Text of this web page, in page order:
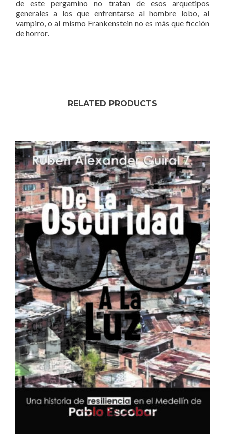
de este pergamino no tratan de esos arquetipos
generales a los que enfrentarse al hombre lobo, al
vampiro, o al mismo Frankenstein no es más que ficción
de horror
RELATED PRODUCTS